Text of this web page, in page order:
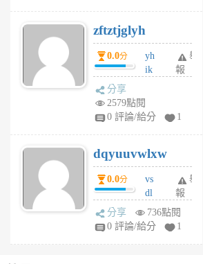
月
前
zftztjglyh
0.0分
yh
ik
tu
6
個
月
前
舉
報
分享
2579點閱
0 評論/給分
1
dqyuuvwlxw
0.0分
vs
dl
sq
fy
舉
報
分享
736點閱
0 評論/給分
1